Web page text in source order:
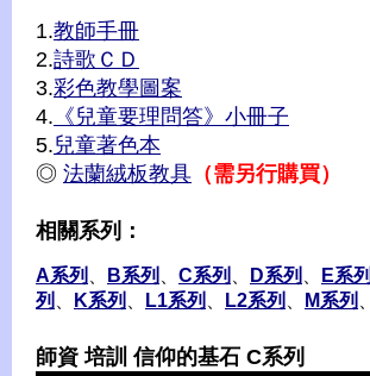
1.教師手冊
2.詩歌ＣＤ
3.彩色教學圖案
4. 《兒童要理問答》小冊子
5.兒童著色本
◎ 法蘭絨板教具 （需另行購買）
相關系列：
A系列 B系列 C系列 D系列 E系列
列
K系列 L1系列 L2系列 M系列
師資 培訓 信仰的基石 C系列